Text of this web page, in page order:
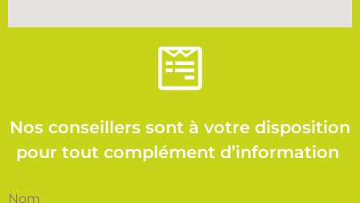
Nos conseillers sont à votre disposition
pour tout complément d’information
Nom